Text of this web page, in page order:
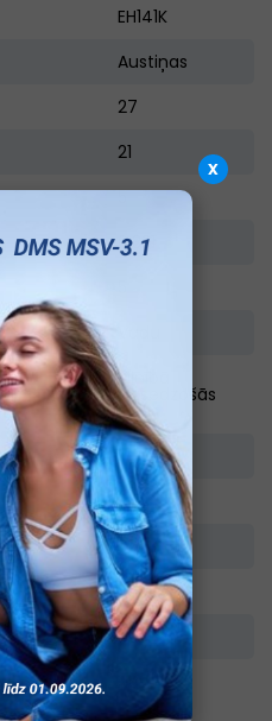
EH141K
Austiņas
27
21
5
0,331
Pilnībā
aizsedzošās
ausis
Ir
105
32
20000
Nav
x